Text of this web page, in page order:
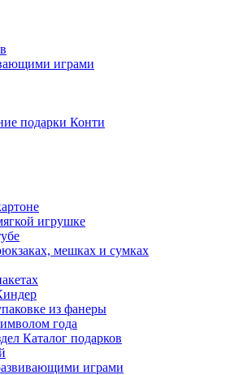
играми
подарки Конти
игрушке
мешках и сумках
из фанеры
года
Каталог подарков
играми